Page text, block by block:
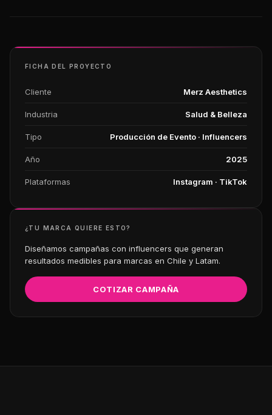
FICHA DEL PROYECTO
Cliente Merz Aesthetics
Industria Salud & Belleza
Tipo Producción de Evento · Influencers
Año 2025
Plataformas Instagram · TikTok
¿TU MARCA QUIERE ESTO?
Diseñamos campañas con influencers que generan
resultados medibles para marcas en Chile y Latam.
COTIZAR CAMPAÑA